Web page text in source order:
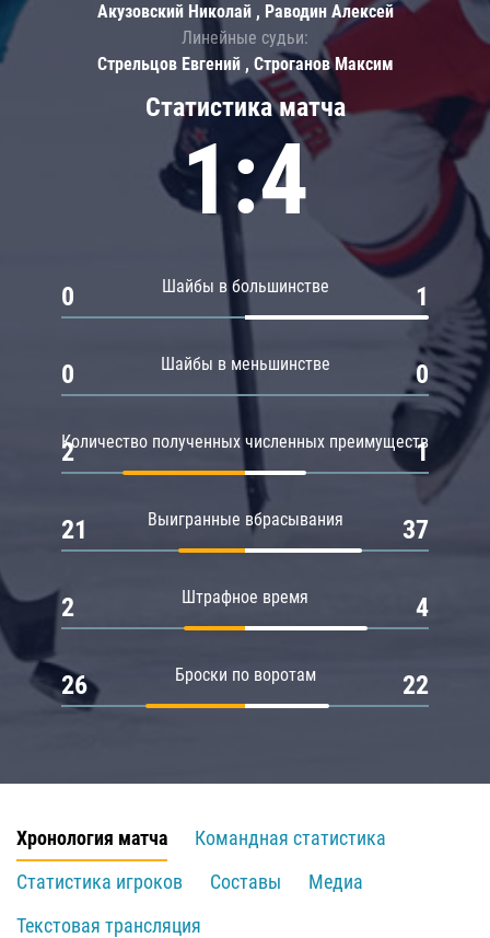
Статистика матча
1:4
Шайбы в большинстве
0 1
Шайбы в меньшинстве
0 0
Количество полученных численных преимуществ
2 1
Выигранные вбрасывания
21 37
Штрафное время
2 4
Броски по воротам
26 22
Акузовский Николай , Раводин Алексей
Линейные судьи:
Стрельцов Евгений , Строганов Максим
Хронология матча
Командная статистика
Статистика игроков
Составы
Медиа
Текстовая трансляция